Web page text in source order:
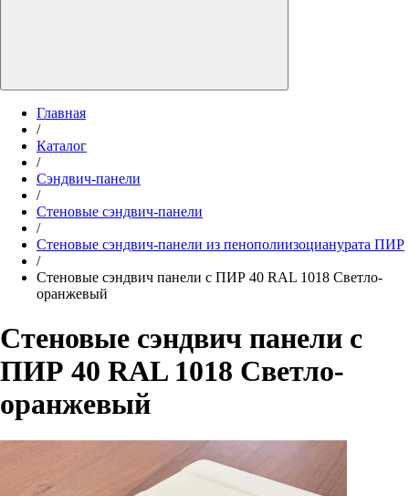
Главная
/
Каталог
/
Сэндвич-панели
/
Стеновые cэндвич-панели
/
Стеновые cэндвич-панели из пенополиизоцианурата ПИР
/
Стеновые сэндвич панели с ПИР 40 RAL 1018 Светло-
оранжевый
Стеновые сэндвич панели с
ПИР 40 RAL 1018 Светло-
оранжевый